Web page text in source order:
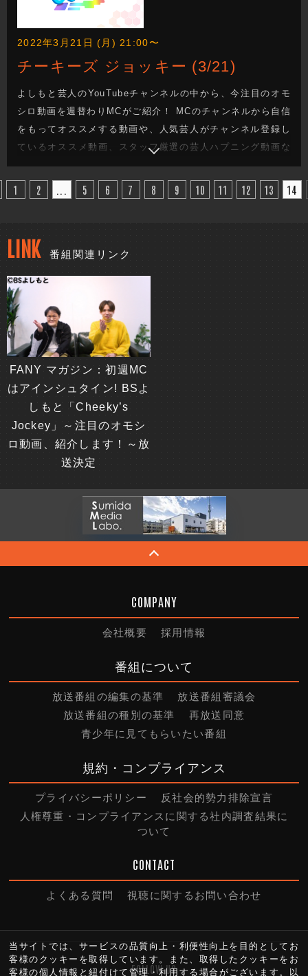
2022年3月21日 (月) 21:00〜
チーキーズ ジョッキー (3/21)
よしもと芸人のYouTubeチャンネルの中から、今注目のオモ
シロ動画を週替わりMCがご紹介！ MCのチャンネルから自信
をもってオススメする動画や、人気芸人がチャンネル登録し
ているオススメ動画、スタッフ厳選の芸人ハプニング動画な
ど、盛りだくさんのコーナーを扱います！ 出演者：アインシ
ュタイン
1 2 5 6 7 8 9 10 11 12 13 14
LINK 番組関連リンク
FANY マガジン：初週MC
はアインシュタイン! BSよ
しもと「Cheeky’s
Jockey」～注目のオモシ
ロ動画、紹介します！～放
送決定
COMPANY
会社概要 採用情報
番組について
放送番組の編集の基準
放送番組審議会
放送番組の種別の基準
再放送同意
青少年に見てもらいたい番組
規約・コンプライアンス
プライバシーポリシー
反社会的勢力排除宣言
人権尊重・コンプライアンスに関する社内調査結果に
ついて
CONTACT
よくある質問 視聴に関するお問い合わせ
FOLLOW US
当サイトでは、サービスの品質向上・利便性向上を目的としてお
客様のクッキーを取得しています。また、取得したクッキーをお
客様の個人情報と紐付けて管理・利用する場合がございます。以